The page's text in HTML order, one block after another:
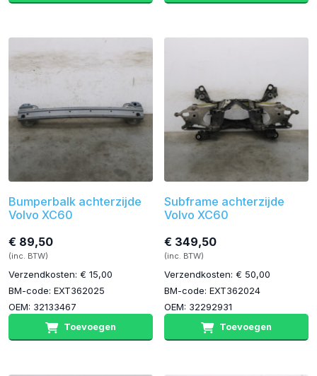
Bumperbalk achterzijde
Volvo XC60
€ 89,50
(inc. BTW)
Verzendkosten: € 15,00
BM-code: EXT362025
OEM: 32133467
Toevoegen
Subframe achterzijde
Volvo XC60
€ 349,50
(inc. BTW)
Verzendkosten: € 50,00
BM-code: EXT362024
OEM: 32292931
Toevoegen